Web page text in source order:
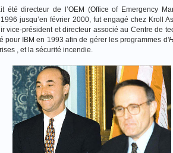
été directeur de l’OEM (Office of Emergency
jusqu’en février 2000, fut engagé chez Kroll
vice-président et directeur associé au Centre de
pour IBM en 1993 afin de gérer les programmes d'
, et la sécurité incendie.